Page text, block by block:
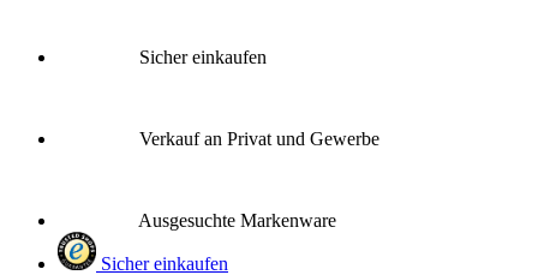
Sicher einkaufen
Verkauf an Privat und Gewerbe
Ausgesuchte Markenware
Sicher einkaufen